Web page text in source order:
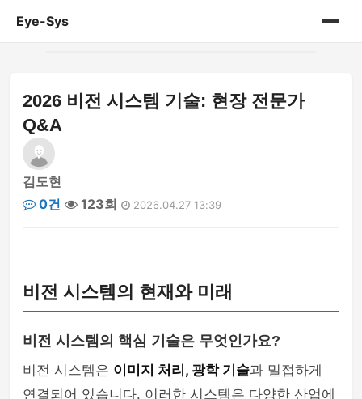
Eye-Sys
게시판
2026 비전 시스템 기술: 현장 전문가
Q&A
김도현
0건
123회 2026.04.27 13:39
비전 시스템의 현재와 미래
비전 시스템의 핵심 기술은 무엇인가요?
비전 시스템은 이미지 처리, 광학 기술과 밀접하게
연결되어 있습니다. 이러한 시스템은 다양한 산업에